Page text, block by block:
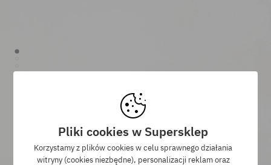
Pliki cookies w Supersklep
Korzystamy z plików cookies w celu sprawnego działania
witryny (cookies niezbędne), personalizacji reklam oraz